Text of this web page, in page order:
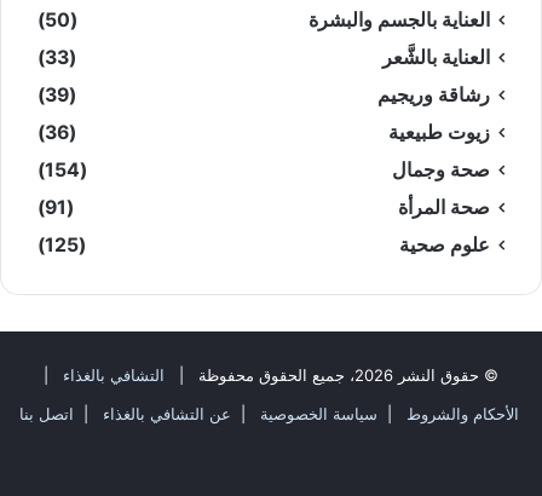
العناية بالجسم والبشرة
(50)
العناية بالشَّعر
(33)
رشاقة وريجيم
(39)
زيوت طبيعية
(36)
صحة وجمال
(154)
صحة المرأة
(91)
علوم صحية
(125)
© حقوق النشر 2026، جميع الحقوق محفوظة | التشافي بالغذاء
الأحكام والشروط
سياسة الخصوصية عن التشافي بالغذاء اتصل بنا